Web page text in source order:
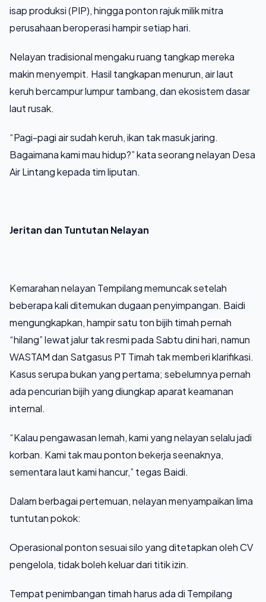
isap produksi (PIP), hingga ponton rajuk milik mitra
perusahaan beroperasi hampir setiap hari.
Nelayan tradisional mengaku ruang tangkap mereka
makin menyempit. Hasil tangkapan menurun, air laut
keruh bercampur lumpur tambang, dan ekosistem dasar
laut rusak.
“Pagi-pagi air sudah keruh, ikan tak masuk jaring.
Bagaimana kami mau hidup?” kata seorang nelayan Desa
Air Lintang kepada tim liputan.
Jeritan dan Tuntutan Nelayan
Kemarahan nelayan Tempilang memuncak setelah
beberapa kali ditemukan dugaan penyimpangan. Baidi
mengungkapkan, hampir satu ton bijih timah pernah
“hilang” lewat jalur tak resmi pada Sabtu dini hari, namun
WASTAM dan Satgasus PT Timah tak memberi klarifikasi.
Kasus serupa bukan yang pertama; sebelumnya pernah
ada pencurian bijih yang diungkap aparat keamanan
internal.
“Kalau pengawasan lemah, kami yang nelayan selalu jadi
korban. Kami tak mau ponton bekerja seenaknya,
sementara laut kami hancur,” tegas Baidi.
Dalam berbagai pertemuan, nelayan menyampaikan lima
tuntutan pokok:
Operasional ponton sesuai silo yang ditetapkan oleh CV
pengelola, tidak boleh keluar dari titik izin.
Tempat penimbangan timah harus ada di Tempilang